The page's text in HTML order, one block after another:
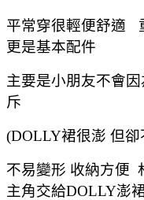
平常穿很輕便舒適
更是基本配件
主要是小朋友不會
斥
(DOLLY裙很澎 但卻
不易變形 收納方便
主角交給DOLLY澎